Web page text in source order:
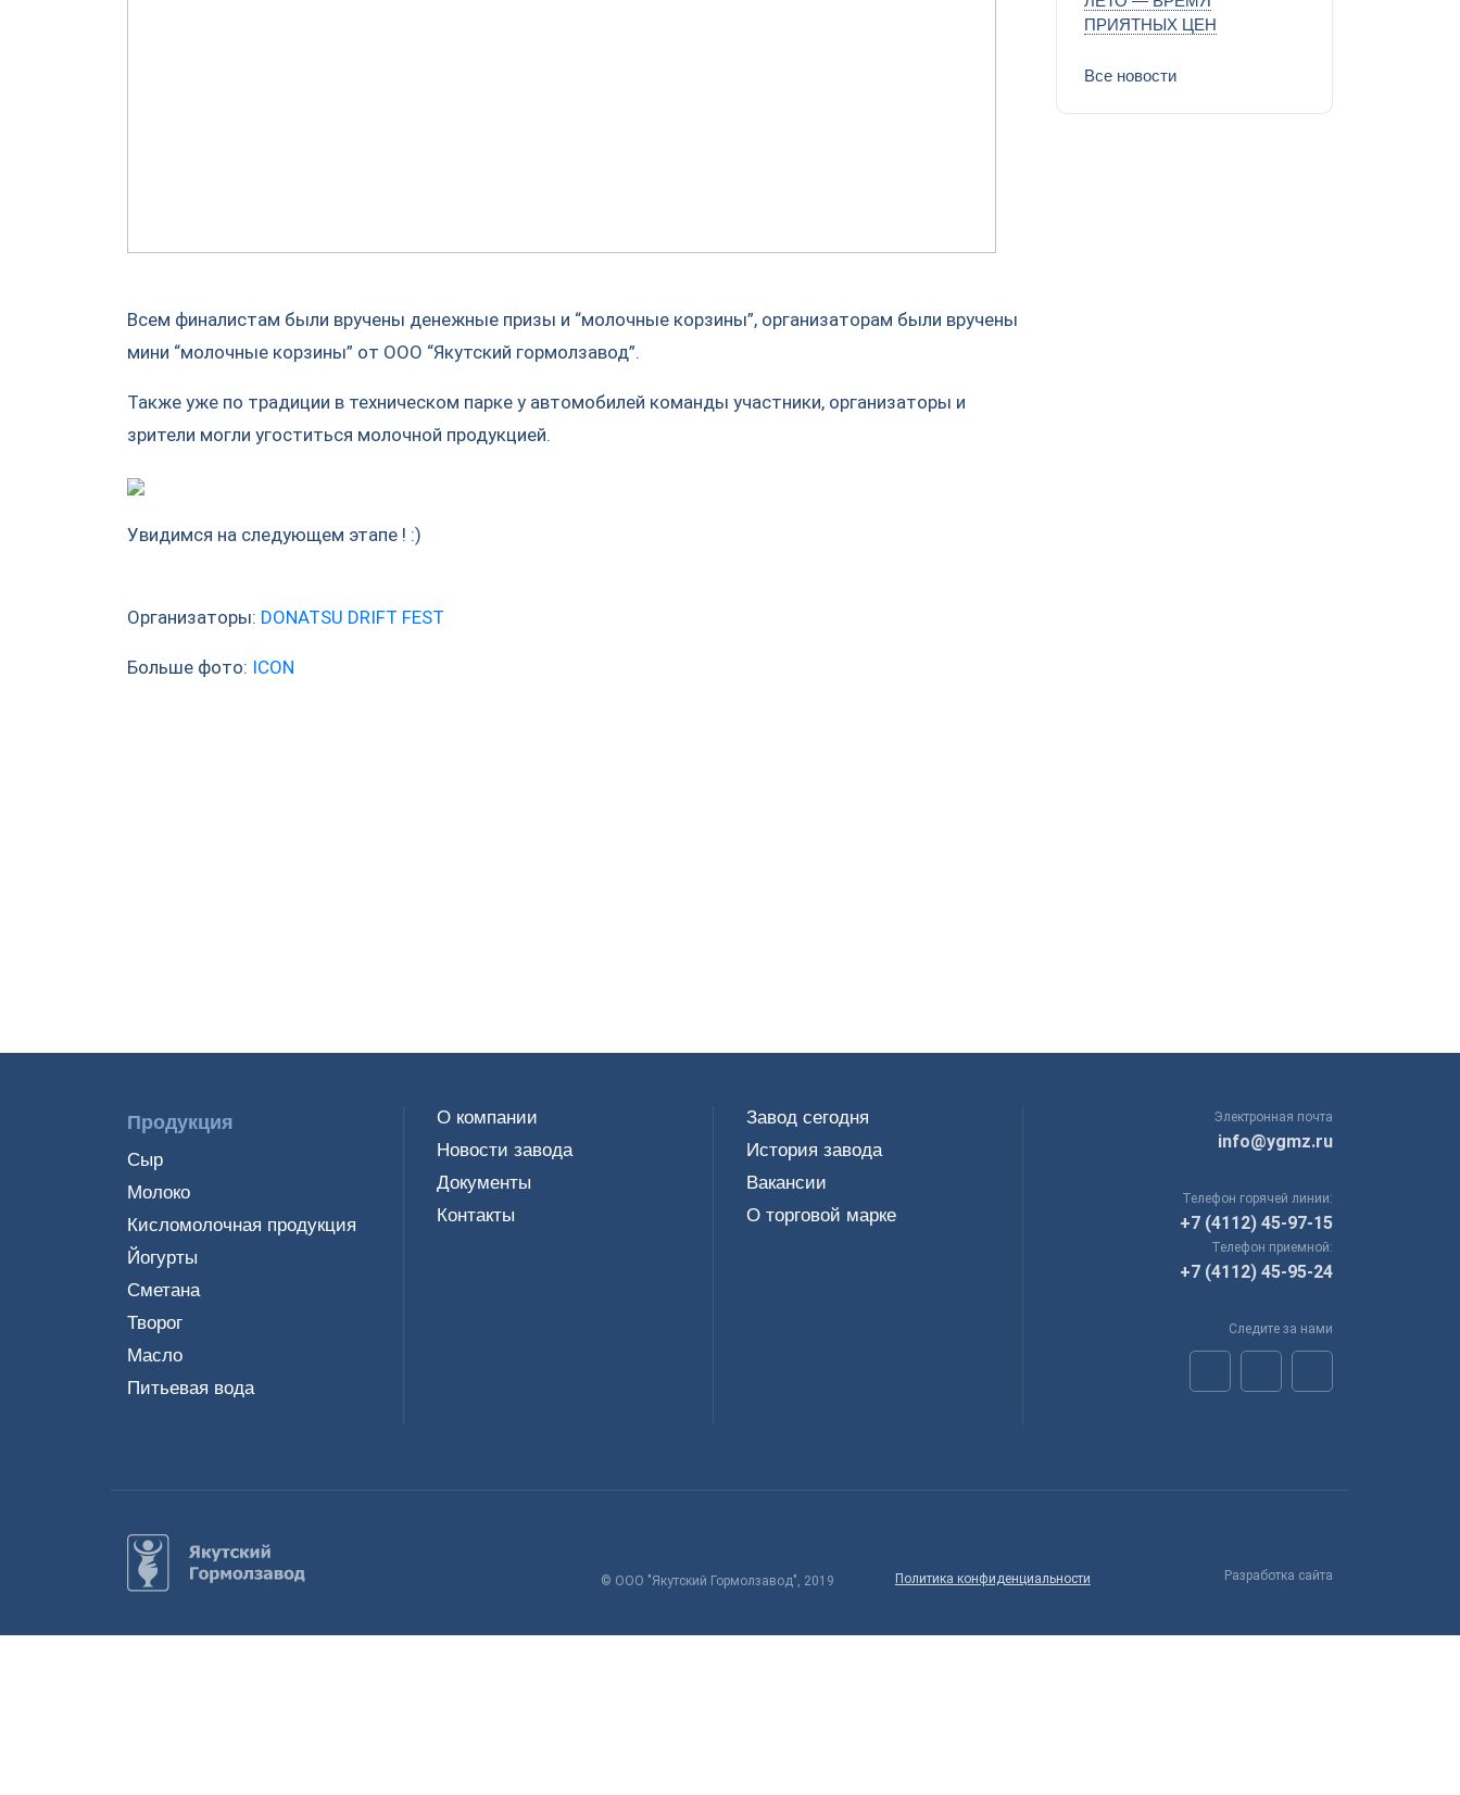
Всем финалистам были вручены денежные призы и “молочные корзины”, организаторам были вручены
мини “молочные корзины” от ООО “Якутский гормолзавод”.
Также уже по традиции в техническом парке у автомобилей команды участники, организаторы и
зрители могли угоститься молочной продукцией.
Увидимся на следующем этапе ! :)
Организаторы: DONATSU DRIFT FEST
Больше фото: ICON
ПРИЯТНЫХ ЦЕН
Все новости
Продукция
Сыр
Молоко
Кисломолочная продукция
Йогурты
Сметана
Творог
Масло
Питьевая вода
О компании
Новости завода
Документы
Контакты
Завод сегодня
История завода
Вакансии
О торговой марке
Электронная почта
info@ygmz.ru
Телефон горячей линии:
+7 (4112) 45-97-15
Телефон приемной:
+7 (4112) 45-95-24
Следите за нами
© ООО "Якутский Гормолзавод", 2019 Политика конфиденциальности Разработка сайта